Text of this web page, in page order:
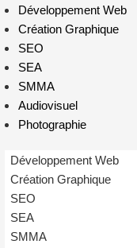
Développement Web
Création Graphique
SEO
SEA
SMMA
Audiovisuel
Photographie
Développement Web
Création Graphique
SEO
SEA
SMMA